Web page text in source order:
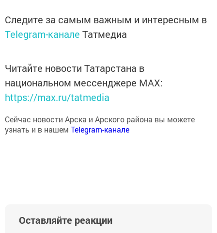
Следите за самым важным и интересным в
Telegram-канале Татмедиа
Читайте новости Татарстана в
национальном мессенджере MАХ:
https://max.ru/tatmedia
Сейчас новости Арска и Арского района вы можете
узнать и в нашем Telegram-канале
Оставляйте реакции